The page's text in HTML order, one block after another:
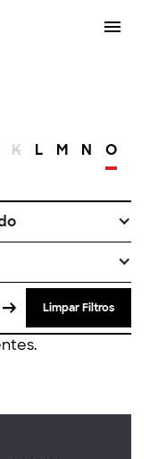
K L M N O
Limpar Filtros